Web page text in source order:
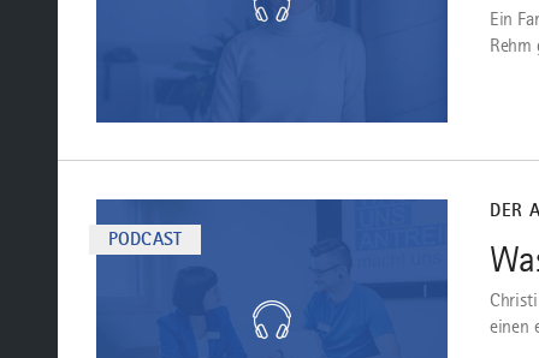
Ein
PODCAST
DER
einen